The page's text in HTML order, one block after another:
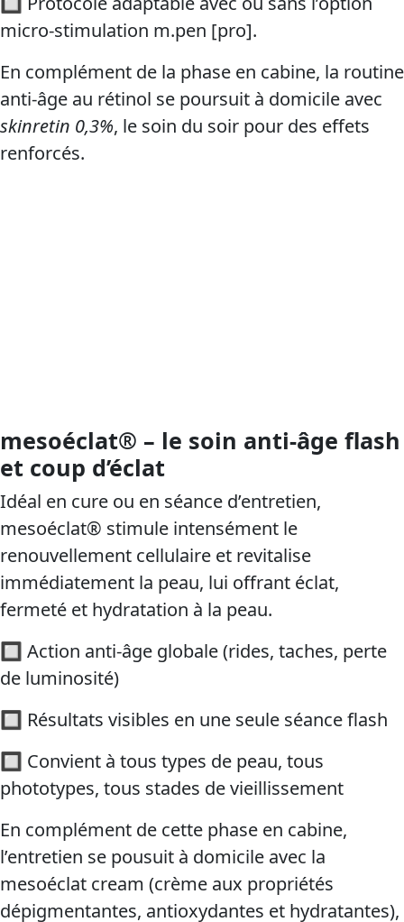
micro-stimulation m.pen [pro].
En complément de la phase en cabine, la routine
anti-âge au rétinol se poursuit à domicile avec
skinretin 0,3%, le soin du soir pour des effets
renforcés.
mesoéclat® – le soin anti-âge flash
et coup d’éclat
Idéal en cure ou en séance d’entretien,
mesoéclat® stimule intensément le
renouvellement cellulaire et revitalise
immédiatement la peau, lui offrant éclat,
fermeté et hydratation à la peau.
🔲 Action anti-âge globale (rides, taches, perte
de luminosité)
🔲 Résultats visibles en une seule séance flash
🔲 Convient à tous types de peau, tous
phototypes, tous stades de vieillissement
En complément de cette phase en cabine,
l’entretien se pousuit à domicile avec la
mesoéclat cream (crème aux propriétés
dépigmentantes, antioxydantes et hydratantes),